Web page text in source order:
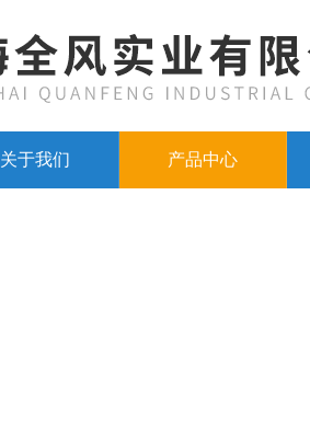
关于我们 产品中心